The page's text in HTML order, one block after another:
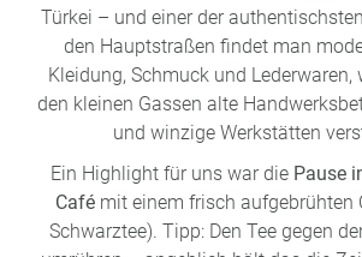
Türkei – und einer der
den Hauptstraßen findet man
Kleidung, Schmuck und Lederwaren,
den kleinen Gassen alte
und winzige Werkstätten
Ein Highlight für uns war die Pause
Cafémit einem frisch aufgebrühten
Schwarztee). Tipp: Den Tee gegen